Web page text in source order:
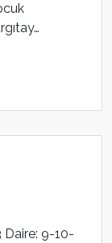
Daire: 9-10-